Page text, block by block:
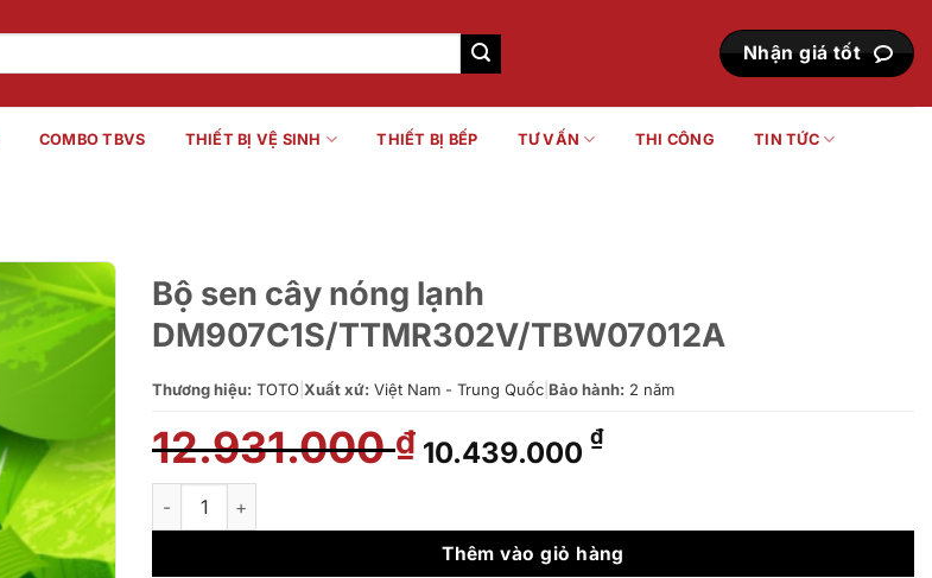
Nhận giá tốt
COMBO TBVS THIẾT BỊ VỆ SINH THIẾT BỊ BẾP TƯ VẤN THI CÔNG TIN TỨC
Bộ sen cây nóng lạnh
DM907C1S/TTMR302V/TBW07012A
Thương hiệu: TOTO Xuất xứ: Việt Nam - Trung Quốc Bảo hành: 2 năm
12.931.000₫ Giá
gốc
12.931.000 ₫.
10.439.000 ₫Giá
là:
10.439.000 ₫.
Bộ sen cây nóng lạnh DM907C1S/TTMR302V/TBW07012A số lượng
Thêm vào giỏ hàng